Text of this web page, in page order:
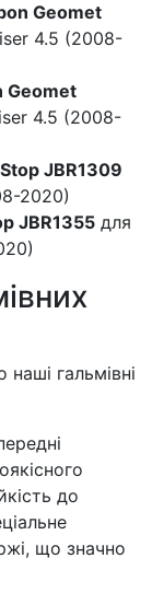
Geomet
4.5 (2008-
Geomet
4.5 (2008-
JBR1309
2020)
JBR1355 для
гальмівні
до
що значно